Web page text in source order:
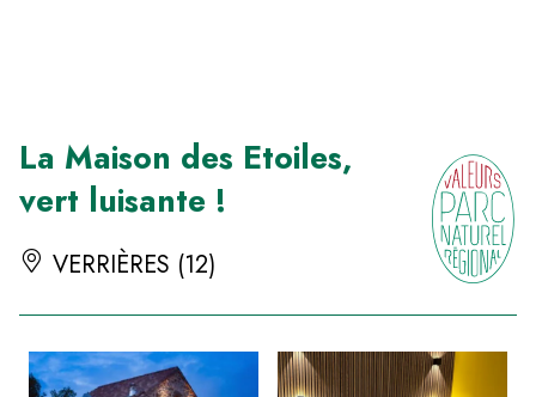
La Maison des Etoiles,
vert luisante !
VERRIÈRES (12)